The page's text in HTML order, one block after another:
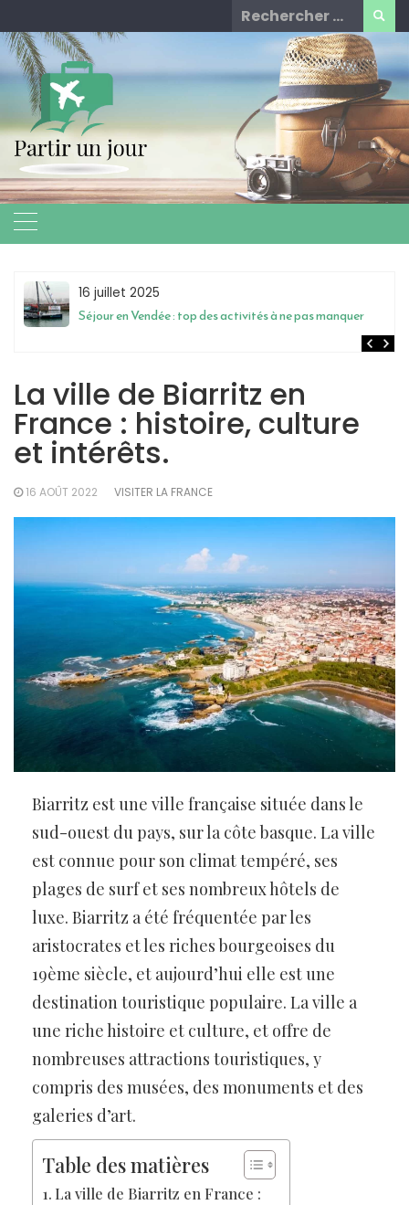
to
content
Rechercher
for:
16 juillet 2025
Séjour en Vendée : top des activités à ne pas manquer
La ville de Biarritz en
France : histoire, culture
et intérêts.
16 AOÛT 2022 VISITER LA FRANCE
Biarritz est une ville française située dans le
sud-ouest du pays, sur la côte basque. La ville
est connue pour son climat tempéré, ses
plages de surf et ses nombreux hôtels de
luxe. Biarritz a été fréquentée par les
aristocrates et les riches bourgeoises du
19ème siècle, et aujourd’hui elle est une
destination touristique populaire. La ville a
une riche histoire et culture, et offre de
nombreuses attractions touristiques, y
compris des musées, des monuments et des
galeries d’art.
Table des matières
La ville de Biarritz en France :